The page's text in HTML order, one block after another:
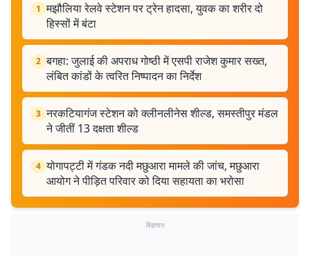
1 मझौलिया रेलवे स्टेशन पर ट्रेन हादसा, युवक का शरीर दो
हिस्सों में बंटा
2 बगहा: जुलाई की अपराध गोष्ठी में एसपी राजेश कुमार सख्त,
लंबित कांडों के त्वरित निष्पादन का निर्देश
3 नरकटियागंज स्टेशन को क्लीनलीनेस शील्ड, समस्तीपुर मंडल
ने जीतीं 13 दक्षता शील्ड
4 योगापट्टी में गंडक नदी मछुआरा मामले की जांच, मछुआरा
आयोग ने पीड़ित परिवार को दिया सहायता का भरोसा
विज्ञापन